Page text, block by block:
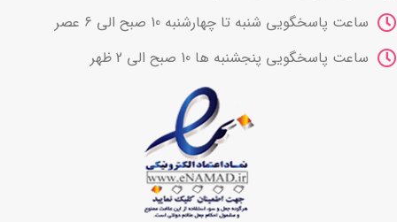
ساعت پاسخگویی شنبه تا چهارشنبه 10 صبح الی 6 عصر
ساعت پاسخگویی پنجشنبه ها 10 صبح الی 2 ظهر